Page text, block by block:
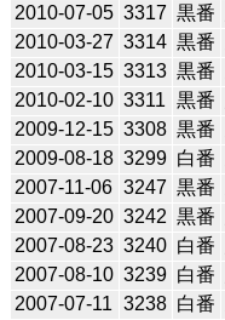
2010-07-05 3317 黒番
2010-03-27 3314 黒番
2010-03-15 3313 黒番
2010-02-10 3311 黒番
2009-12-15 3308 黒番
2009-08-18 3299 白番
2007-11-06 3247 黒番
2007-09-20 3242 黒番
2007-08-23 3240 白番
2007-08-10 3239 白番
2007-07-11 3238 白番